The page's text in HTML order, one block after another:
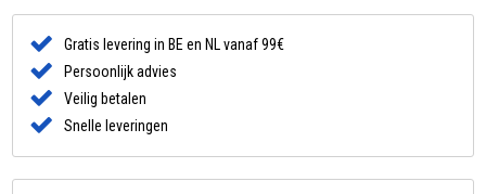
Gratis levering in BE en NL vanaf 99€
Persoonlijk advies
Veilig betalen
Snelle leveringen